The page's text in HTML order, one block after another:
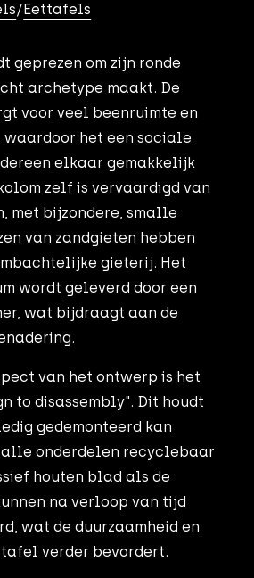
/ Eettafels
geprezen om zijn ronde
archetype maakt. De
voor veel beenruimte en
waardoor het een sociale
elkaar gemakkelijk
zelf is vervaardigd van
met bijzondere, smalle
van zandgieten hebben
gieterij. Het
wordt geleverd door een
wat bijdraagt aan de
van het ontwerp is het
to disassembly". Dit houdt
gedemonteerd kan
onderdelen recyclebaar
houten blad als de
na verloop van tijd
wat de duurzaamheid en
verder bevordert.